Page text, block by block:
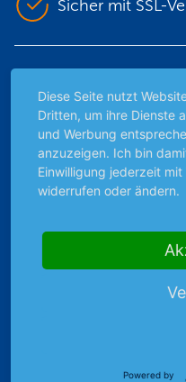
Sicher mit SSL-
Archiv
Börsenbericht
Börsengerüchte
Börsengespräche
Strategie
Diese Seite nutzt
Dritten, um ihre Dienste
und Werbung
anzuzeigen. Ich bin
Einwilligung jederzeit
widerrufen oder ändern.
Powered by